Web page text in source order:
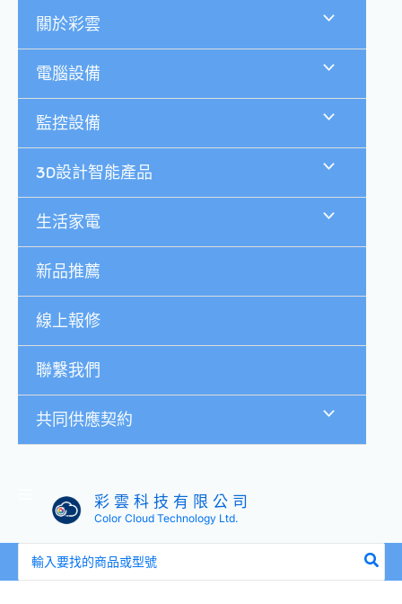
關於彩雲
電腦設備
監控設備
3D設計智能產品
生活家電
新品推薦
線上報修
聯繫我們
共同供應契約
彩 雲 科 技 有 限 公 司
Color Cloud Technology Ltd.
尋：